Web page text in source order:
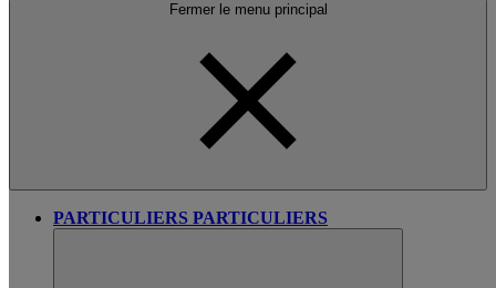
Fermer le menu principal
PARTICULIERS PARTICULIERS